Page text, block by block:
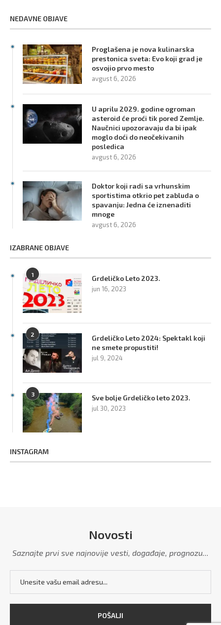
NEDAVNE OBJAVE
Proglašena je nova kulinarska
prestonica sveta: Evo koji grad je
osvojio prvo mesto
avgust 6, 2026
U aprilu 2029. godine ogroman
asteroid će proći tik pored Zemlje.
Naučnici upozoravaju da bi ipak
moglo doći do neočekivanih
posledica
avgust 6, 2026
Doktor koji radi sa vrhunskim
sportistima otkrio pet zabluda o
spavanju: Jedna će iznenaditi
mnoge
avgust 6, 2026
IZABRANE OBJAVE
1 Grdeličko Leto 2023.
jun 16, 2023
2
Grdeličko Leto 2024: Spektakl koji
ne smete propustiti!
jul 9, 2024
3 Sve bolje Grdeličko leto 2023.
jul 30, 2023
INSTAGRAM
Novosti
Saznajte prvi sve najnovije vesti, događaje, prognozu...